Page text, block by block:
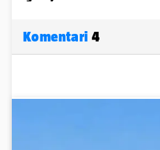
Komentari 4